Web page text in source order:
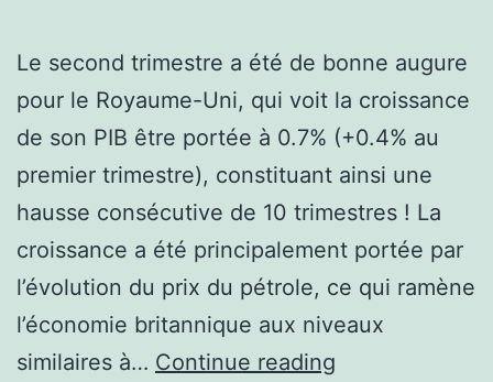
Le second trimestre a été de bonne augure
pour le Royaume-Uni, qui voit la croissance
de son PIB être portée à 0.7% (+0.4% au
premier trimestre), constituant ainsi une
hausse consécutive de 10 trimestres ! La
croissance a été principalement portée par
l’évolution du prix du pétrole, ce qui ramène
l’économie britannique aux niveaux
similaires à… Continue reading